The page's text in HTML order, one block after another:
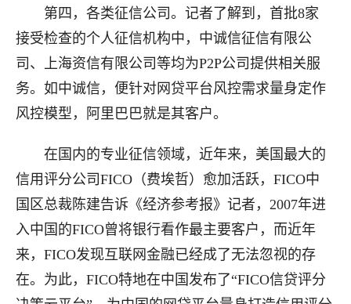
第四，各类征信公司。记者了解到，首批8家
接受检查的个人征信机构中，中诚信征信有限公
司、上海资信有限公司等均为P2P公司提供相关服
务。如中诚信，便针对网贷平台风控需求量身定作
风控模型，阿里巴巴就是其客户。
在国内的专业征信领域，近年来，美国最大的
信用评分公司FICO（费埃哲）愈加活跃，FICO中
国区总裁陈建告诉《经济参考报》记者，2007年进
入中国的FICO曾将银行看作最主要客户，而近年
来，FICO发现互联网金融已经成了无法忽视的存
在。为此，FICO特地在中国发布了“FICO信贷评分